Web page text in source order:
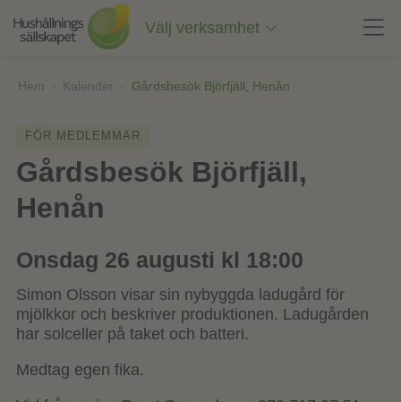
innehåll
Välj verksamhet
Hem Kalender Gårdsbesök Björfjäll, Henån
FÖR MEDLEMMAR
Gårdsbesök Björfjäll,
Henån
Onsdag 26 augusti kl 18:00
Simon Olsson visar sin nybyggda ladugård för
mjölkkor och beskriver produktionen. Ladugården
har solceller på taket och batteri.
Medtag egen fika.